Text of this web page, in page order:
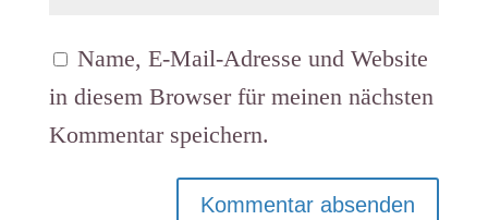
Name, E-Mail-Adresse und Website
in diesem Browser für meinen nächsten
Kommentar speichern.